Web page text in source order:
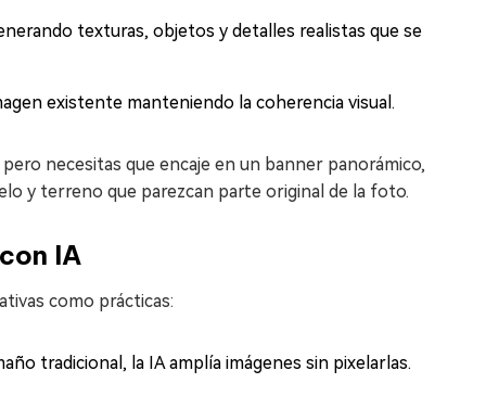
texturas, objetos y detalles realistas que se
existente manteniendo la coherencia visual.
necesitas que encaje en un banner panorámico,
y terreno que parezcan parte original de la foto.
IA
como prácticas:
tradicional, la IA amplía imágenes sin pixelarlas.